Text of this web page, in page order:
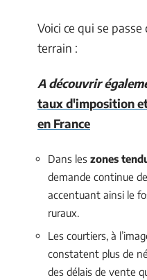
Voici ce qui se
terrain :
A découvrir
taux d'imposition
en France
Dans les zones
demande continue
accentuant ainsi le
ruraux.
Les courtiers, à
constatent plus de
des délais de vente